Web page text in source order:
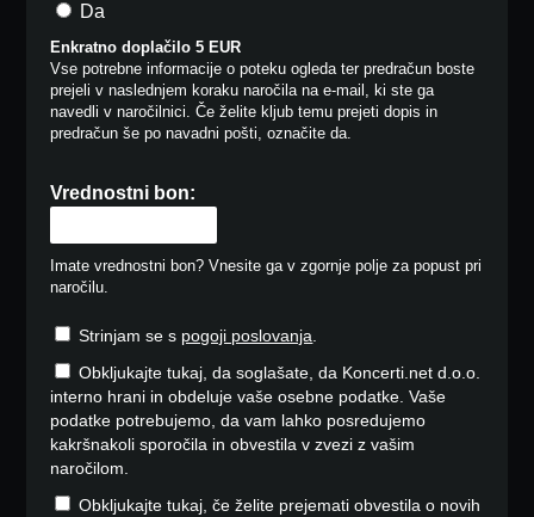
Da
Enkratno doplačilo 5 EUR
Vse potrebne informacije o poteku ogleda ter predračun boste
prejeli v naslednjem koraku naročila na e-mail, ki ste ga
navedli v naročilnici. Če želite kljub temu prejeti dopis in
predračun še po navadni pošti, označite da.
Vrednostni bon:
Imate vrednostni bon? Vnesite ga v zgornje polje za popust pri
naročilu.
Strinjam se s pogoji poslovanja.
Obkljukajte tukaj, da soglašate, da Koncerti.net d.o.o.
interno hrani in obdeluje vaše osebne podatke. Vaše
podatke potrebujemo, da vam lahko posredujemo
kakršnakoli sporočila in obvestila v zvezi z vašim
naročilom.
Obkljukajte tukaj, če želite prejemati obvestila o novih